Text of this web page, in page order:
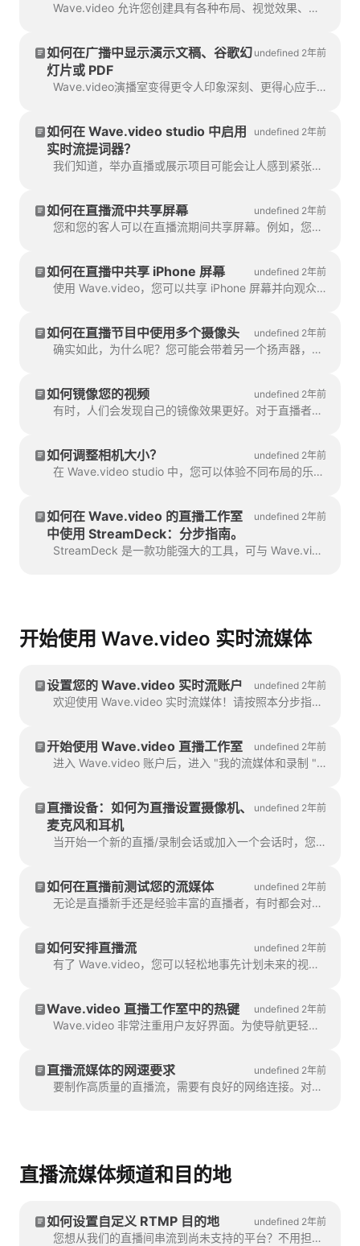
Wave.video 允许您创建具有各种布局、视觉效果、多个摄像头和视频/屏幕共享的多个场景。它将提升您的广播节目的质量。
如何在广播中显示演示文稿、谷歌幻
灯片或 PDF
undefined 2年前
Wave.video演播室变得更令人印象深刻、更得心应手了！只需点击几下，就能了解如何展示您的演示文稿。您可以做一个完整的网络研讨会（以k...
如何在 Wave.video studio 中启用
实时流提词器？
undefined 2年前
我们知道，举办直播或展示项目可能会让人感到紧张。有了 Wave.video 提词器功能，您就可以告别磕磕绊绊、语无伦次的情况。
如何在直播流中共享屏幕 undefined 2年前
您和您的客人可以在直播流期间共享屏幕。例如，您可以实时显示演示幻灯片或展示您的产品....。
如何在直播中共享 iPhone 屏幕 undefined 2年前
使用 Wave.video，您可以共享 iPhone 屏幕并向观众直播。首先，你需要将手机屏幕投射到 Mac 上。您可以...
如何在直播节目中使用多个摄像头 undefined 2年前
确实如此，为什么呢？您可能会带着另一个扬声器，或者您想把另一个摄像头对准您正在做的事情？做饭？或者，您可能正在打开一个新的包装。
如何镜像您的视频 undefined 2年前
有时，人们会发现自己的镜像效果更好。对于直播者来说，在镜头前保持自信并享受画面是非常重要的。
如何调整相机大小？ undefined 2年前
在 Wave.video studio 中，您可以体验不同布局的乐趣。您可以将相机调整为正方形、菱形、圆形等。除此之外，你还可以...
如何在 Wave.video 的直播工作室
中使用 StreamDeck：分步指南。
undefined 2年前
StreamDeck 是一款功能强大的工具，可与 Wave.video 实时流媒体工作室结合使用，以简化您的实时流媒体工作流程。...
开始使用 Wave.video 实时流媒体
设置您的 Wave.video 实时流账户 undefined 2年前
欢迎使用 Wave.video 实时流媒体！请按照本分步指南设置您的 Wave.video 实时流账户，并将视频流传输到多个平台。
开始使用 Wave.video 直播工作室 undefined 2年前
进入 Wave.video 账户后，进入 "我的流媒体和录制 "部分。页面顶部有四个部分：即将播出、正在播出、正在播出、正在播出、正在播出...
直播设备：如何为直播设置摄像机、
麦克风和耳机
undefined 2年前
当开始一个新的直播/录制会话或加入一个会话时，您会被要求配置您的设备：摄像机、麦克风和扬声器。如果您有...
如何在直播前测试您的流媒体 undefined 2年前
无论是直播新手还是经验丰富的直播者，有时都会对是否准备好直播感到不自信。测试技能真的很有帮助。
如何安排直播流 undefined 2年前
有了 Wave.video，您可以轻松地事先计划未来的视频直播活动，并将即将进行的直播安排得井井有条。以下是如何安排直播流...
Wave.video 直播工作室中的热键 undefined 2年前
Wave.video 非常注重用户友好界面。为使导航更轻松并简化日常操作，请考虑使用热键。您可以随时...
直播流媒体的网速要求 undefined 2年前
要制作高质量的直播流，需要有良好的网络连接。对于流媒体用户来说，有两个关键时刻需要注意：一是要有良好的网络连接。
直播流媒体频道和目的地
如何设置自定义 RTMP 目的地 undefined 2年前
您想从我们的直播间串流到尚未支持的平台？不用担心，我们可以通过特殊的 RTMP 协议来实现。RTMP 允许...